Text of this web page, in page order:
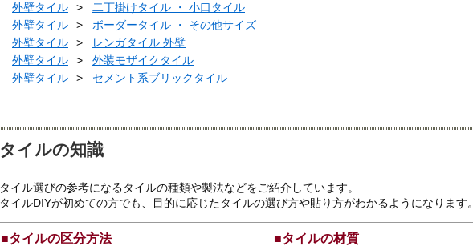
外壁タイル
二丁掛けタイル ・ 小口タイル
外壁タイル
ボーダータイル ・ その他サイズ
外壁タイル
レンガタイル 外壁
外壁タイル
外装モザイクタイル
外壁タイル
セメント系ブリックタイル
タイルの知識
タイル選びの参考になるタイルの種類や製法などをご紹介しています。
タイルDIYが初めての方でも、目的に応じたタイルの選び方や貼り方がわかるようになります。
■タイルの区分方法 ■タイルの材質